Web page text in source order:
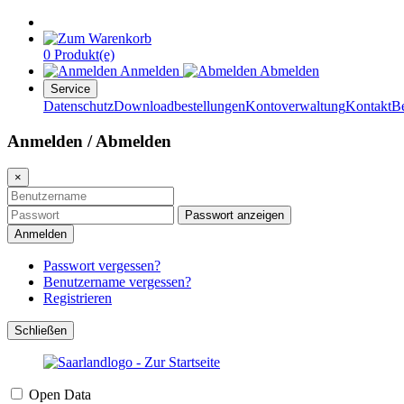
0 Produkt(e)
Anmelden
Abmelden
Service
DatenschutzDownloadbestellungenKontoverwaltungKontakt
Anmelden / Abmelden
×
Passwort anzeigen
Anmelden
Passwort vergessen?
Benutzername vergessen?
Registrieren
Schließen
Open Data